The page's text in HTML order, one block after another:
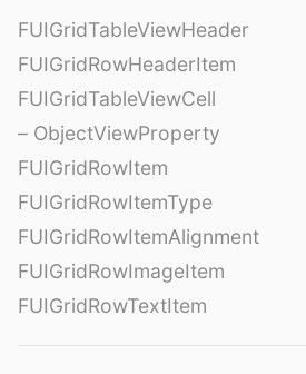
FUIGridTableViewHeader
FUIGridRowHeaderItem
FUIGridTableViewCell
– ObjectViewProperty
FUIGridRowItem
FUIGridRowItemType
FUIGridRowItemAlignment
FUIGridRowImageItem
FUIGridRowTextItem